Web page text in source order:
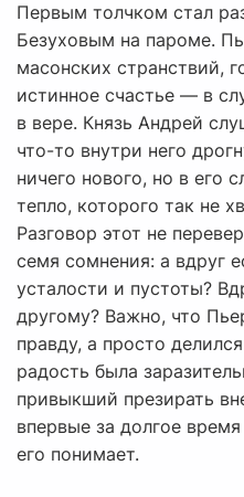
Первым толчком стал
Безуховым на пароме.
масонских странствий,
истинное счастье — в
в вере. Князь Андрей
что-то внутри него
ничего нового, но в его
тепло, которого так не
Разговор этот не
семя сомнения: а вдруг
усталости и пустоты?
другому? Важно, что
правду, а просто
радость была
привыкший презирать
впервые за долгое
его понимает.